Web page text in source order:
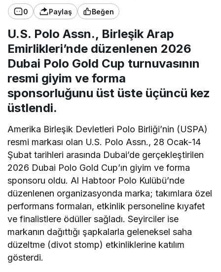
0 Paylaş Beğen
U.S. Polo Assn., Birleşik Arap
Emirlikleri’nde düzenlenen 2026
Dubai Polo Gold Cup turnuvasının
resmi giyim ve forma
sponsorluğunu üst üste üçüncü kez
üstlendi.
Amerika Birleşik Devletleri Polo Birliği’nin (USPA)
resmi markası olan U.S. Polo Assn., 28 Ocak-14
Şubat tarihleri arasında Dubai’de gerçekleştirilen
2026 Dubai Polo Gold Cup’ın giyim ve forma
sponsoru oldu. Al Habtoor Polo Kulübü’nde
düzenlenen organizasyonda marka; takımlara özel
performans formaları, etkinlik personeline kıyafet
ve finalistlere ödüller sağladı. Seyirciler ise
markanın dağıttığı şapkalarla geleneksel saha
düzeltme (divot stomp) etkinliklerine katılım
gösterdi.